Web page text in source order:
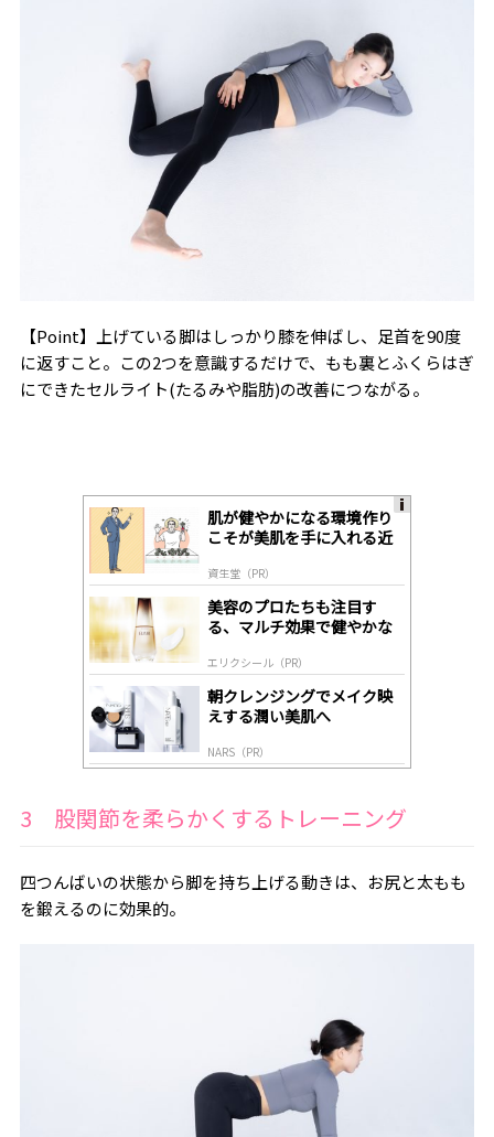
【Point】上げている脚はしっかり膝を伸ばし、足首を90度
に返すこと。この2つを意識するだけで、もも裏とふくらはぎ
にできたセルライト(たるみや脂肪)の改善につながる。
肌が健やかになる環境作り
こそが美肌を手に入れる近
資生堂（PR）
美容のプロたちも注目す
る、マルチ効果で健やかな
エリクシール（PR）
朝クレンジングでメイク映
えする潤い美肌へ
NARS（PR）
3 股関節を柔らかくするトレーニング
四つんばいの状態から脚を持ち上げる動きは、お尻と太もも
を鍛えるのに効果的。